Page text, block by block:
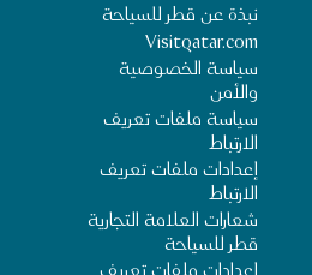
نبذة عن قطر للسياحة
Visitqatar.com
سياسة الخصوصية
والأمن
سياسة ملفات تعريف
الارتباط
إعدادات ملفات تعريف
الارتباط
شعارات العلامة التجارية
قطر للسياحة